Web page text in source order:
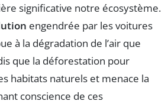
significative notre écosystème.
engendrée par les voitures
à la dégradation de l’air que
que la déforestation pour
habitats naturels et menace la
conscience de ces